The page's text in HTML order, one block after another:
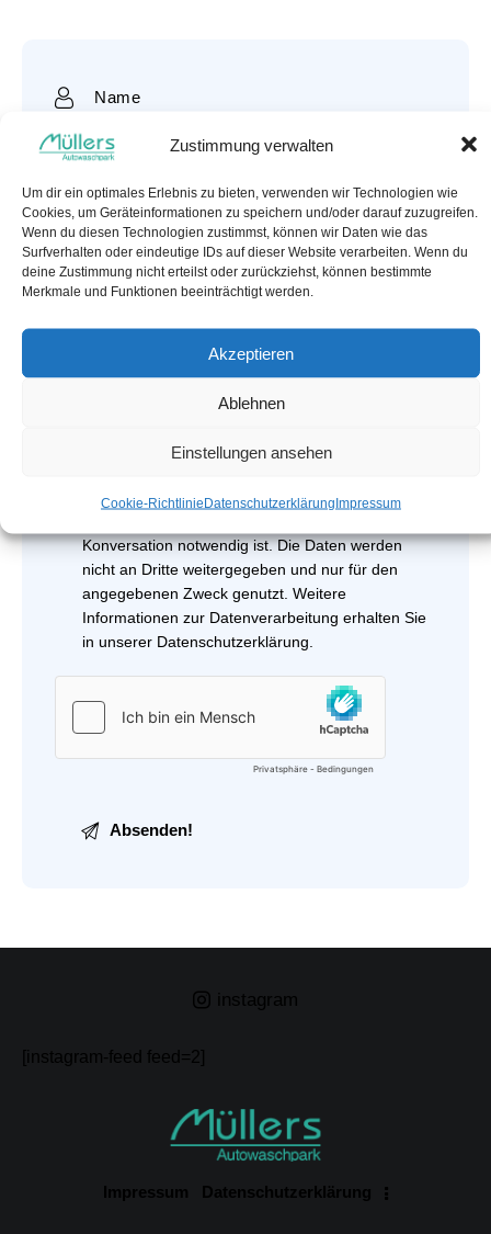
Zustimmung verwalten
Um dir ein optimales Erlebnis zu bieten, verwenden wir Technologien wie
Cookies, um Geräteinformationen zu speichern und/oder darauf zuzugreifen.
Wenn du diesen Technologien zustimmst, können wir Daten wie das
Surfverhalten oder eindeutige IDs auf dieser Website verarbeiten. Wenn du
deine Zustimmung nicht erteilst oder zurückziehst, können bestimmte
Merkmale und Funktionen beeinträchtigt werden.
Akzeptieren
Ablehnen
Einstellungen ansehen
Cookie-RichtlinieDatenschutzerklärungImpressum
Ich bin damit einverstanden, dass meine im
Kontaktaufnahme genutzt werden. Die Daten
Konversation notwendig ist. Die Daten werden
nicht an Dritte weitergegeben und nur für den
angegebenen Zweck genutzt. Weitere
Informationen zur Datenverarbeitung erhalten Sie
in unserer Datenschutzerklärung
instagram
[instagram-feed feed=2]
Impressum Datenschutzerklärung